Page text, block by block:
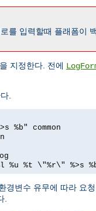
를 입력할때 플래폼이
지정한다. 전에
.
%b" common
%u %t \"%r\" %>s
경변수 유무에 따라 요
.